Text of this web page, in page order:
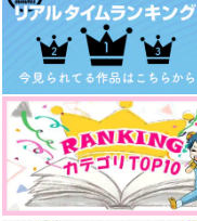
サンプル
作品詳細
学パロ短編集
よっこいしょ
専売 286円（税込）
な
き
ェ